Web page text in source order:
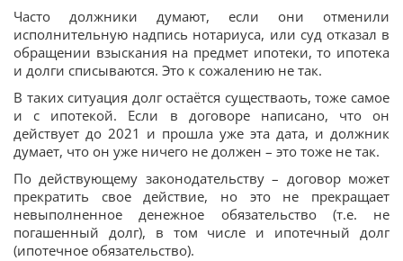
Часто должники думают, если они отменили
исполнительную надпись нотариуса, или суд отказал в
обращении взыскания на предмет ипотеки, то ипотека
и долги списываются. Это к сожалению не так.
В таких ситуация долг остаётся существаоть, тоже самое
и с ипотекой. Если в договоре написано, что он
действует до 2021 и прошла уже эта дата, и должник
думает, что он уже ничего не должен – это тоже не так.
По действующему законодательству – договор может
прекратить свое действие, но это не прекращает
невыполненное денежное обязательство (т.е. не
погашенный долг), в том числе и ипотечный долг
(ипотечное обязательство).